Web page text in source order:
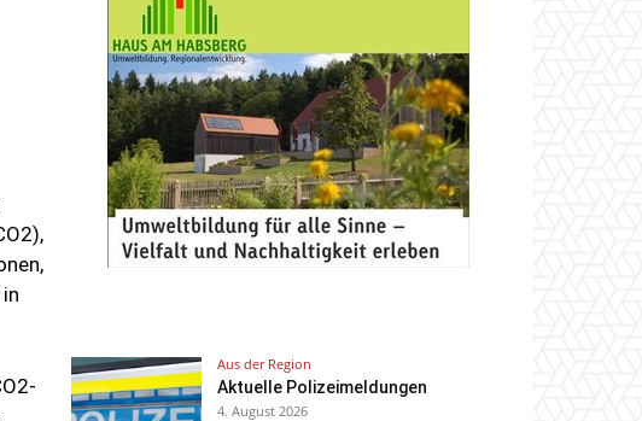
Aus der Region
Aktuelle Polizeimeldungen
4. August 2026